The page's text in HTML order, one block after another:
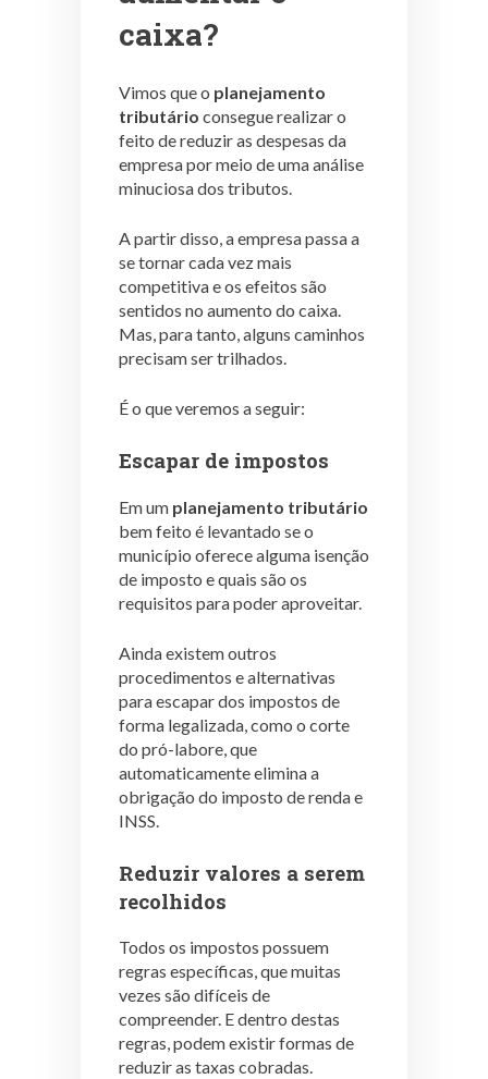
caixa?
Vimos que o planejamento
tributário consegue realizar o
feito de reduzir as despesas da
empresa por meio de uma análise
minuciosa dos tributos.
A partir disso, a empresa passa a
se tornar cada vez mais
competitiva e os efeitos são
sentidos no aumento do caixa.
Mas, para tanto, alguns caminhos
precisam ser trilhados.
É o que veremos a seguir:
Escapar de impostos
Em um planejamento tributário
bem feito é levantado se o
município oferece alguma isenção
de imposto e quais são os
requisitos para poder aproveitar.
Ainda existem outros
procedimentos e alternativas
para escapar dos impostos de
forma legalizada, como o corte
do pró-labore, que
automaticamente elimina a
obrigação do imposto de renda e
INSS.
Reduzir valores a serem
recolhidos
Todos os impostos possuem
regras específicas, que muitas
vezes são difíceis de
compreender. E dentro destas
regras, podem existir formas de
reduzir as taxas cobradas.